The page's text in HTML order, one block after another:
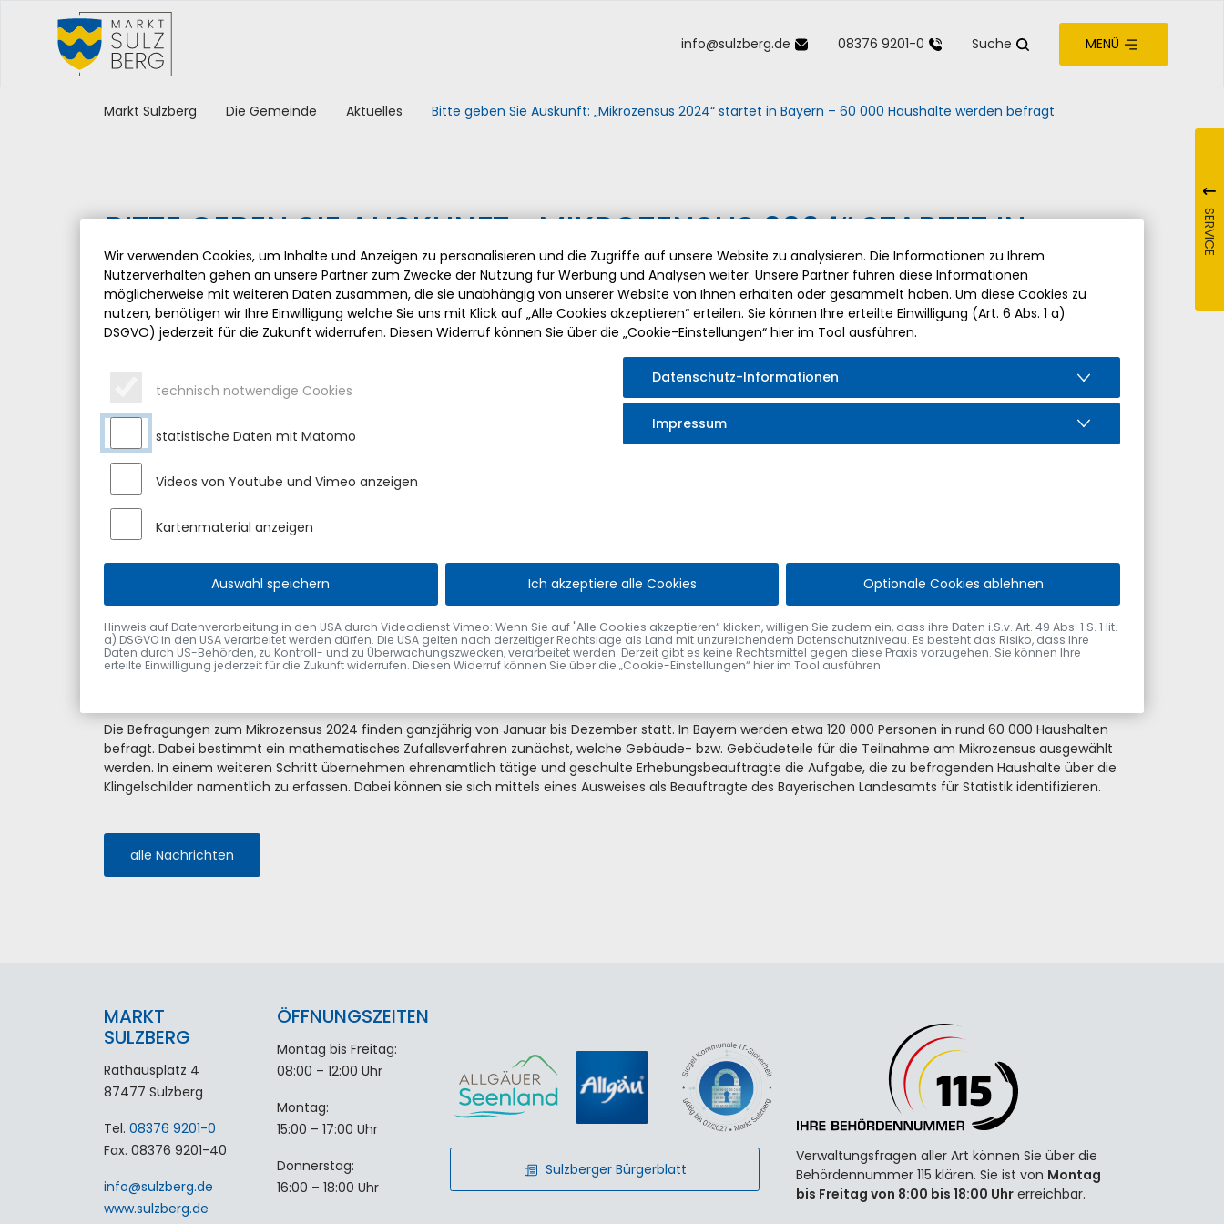
Inhalt der Seite anspringen
Informationen und Einstellungen zur Barrierefreiheit
info@sulzberg.de 08376 9201-0 Suche MENÜ
SERVICE
Markt Sulzberg Die Gemeinde Aktuelles Bitte geben Sie Auskunft: „Mikrozensus 2024“ startet in Bayern – 60 000 Haushalte werden befragt
BITTE GEBEN SIE AUSKUNFT: „MIKROZENSUS 2024“ STARTET IN
BAYERN – 60 000 HAUSHALTE WERDEN BEFRAGT
Donnerstag, 08.02.2024
Das Bayerische Landesamt für Statistik in Fürth bittet die Bürgerinnen und
Bürger des Freistaats um ihre Unterstützung und Mitarbeit bei der Erhebung.
In Bayern – wie im gesamten Bundesgebiet – hat der Mikrozensus 2024 begonnen. Das ist die größte jährliche Haushaltsbefragung in Deutschland. Auf
Basis der erhobenen Daten werden wichtige politische Entscheidungen getroffen, die alle Bürgerinnen und Bürger betreffen. Aus diesem Grund bittet
das Bayerische Landesamt für Statistik alle zufällig ausgewählten Haushalte um ihre Unterstützung. Von Januar bis Dezember wird etwa ein Prozent
der Bevölkerung stellvertretend für alle Einwohnerinnen und Einwohner des Freistaats befragt. Für den überwiegenden Teil der Fragen zu Themen wie
Haushalt, Familie, Bildung, Beruf und Lebensunterhalt
repräsentative Befragung von Haushalten in Deutschland. Die Erhebung wird seit 1957 von den Statistischen Ämtern des Bundes und der Länder
gemeinschaftlich durchgeführt. Es wird ein Prozent der Bevölkerung stellvertretend für alle Einwohnerinnen und Einwohner des Landes zur wirtschaftlichen und
sozialen Lage befragt. Neben dem Grundprogramm enthält das Frageprogramm des Mikrozensus auch Fragen der EU-weit durchgeführten Befragungen zur
Arbeitsmarktbeteiligung (LFS), zu Einkommen und Lebensbedingungen (SILC) sowie zur Internetnutzung (IKT). Die Ergebnisse des Mikrozensus haben sich zu
einer wichtigen Datenquelle entwickelt. Sie bilden die Grundlage für politische Entscheidungen in Deutschland, aber auch auf europäischer Ebene. Neben der
Politik nutzen außerdem Wirtschaft, Wissenschaft, Medien und die interessierte Öffentlichkeit die Daten des Mikrozensus.
Die Befragungen zum Mikrozensus 2024 finden ganzjährig von Januar bis Dezember statt. In Bayern werden etwa 120 000 Personen in rund 60 000 Haushalten
befragt. Dabei bestimmt ein mathematisches Zufallsverfahren zunächst, welche Gebäude- bzw. Gebäudeteile für die Teilnahme am Mikrozensus ausgewählt
werden. In einem weiteren Schritt übernehmen ehrenamtlich tätige und geschulte Erhebungsbeauftragte die Aufgabe, die zu befragenden Haushalte über die
Klingelschilder namentlich zu erfassen. Dabei können sie sich mittels eines Ausweises als Beauftragte des Bayerischen Landesamts für Statistik identifizieren.
alle Nachrichten
MARKT
SULZBERG
Rathausplatz 4
87477 Sulzberg
Tel. 08376 9201-0
Fax. 08376 9201-40
info@sulzberg.de
www.sulzberg.de
ÖFFNUNGSZEITEN
Montag bis Freitag:
08:00 – 12:00 Uhr
Montag:
15:00 – 17:00 Uhr
Donnerstag:
16:00 – 18:00 Uhr
Sulzberger Bürgerblatt
Verwaltungsfragen aller Art können Sie über die
Behördennummer 115 klären. Sie ist von Montag
bis Freitag von 8:00 bis 18:00 Uhr erreichbar.
Wir verwenden Cookies, um Inhalte und Anzeigen zu personalisieren und die Zugriffe auf unsere Website zu analysieren. Die Informationen zu Ihrem
Nutzerverhalten gehen an unsere Partner zum Zwecke der Nutzung für Werbung und Analysen weiter. Unsere Partner führen diese Informationen
möglicherweise mit weiteren Daten zusammen, die sie unabhängig von unserer Website von Ihnen erhalten oder gesammelt haben. Um diese Cookies zu
nutzen, benötigen wir Ihre Einwilligung welche Sie uns mit Klick auf „Alle Cookies akzeptieren“ erteilen. Sie können Ihre erteilte Einwilligung (Art. 6 Abs. 1 a)
DSGVO) jederzeit für die Zukunft widerrufen. Diesen Widerruf können Sie über die „Cookie-Einstellungen“ hier im Tool ausführen.
technisch notwendige Cookies
statistische Daten mit Matomo
Videos von Youtube und Vimeo anzeigen
Kartenmaterial anzeigen
Datenschutz-Informationen
Impressum
Auswahl speichern Ich akzeptiere alle Cookies Optionale Cookies ablehnen
Hinweis auf Datenverarbeitung in den USA durch Videodienst Vimeo: Wenn Sie auf "Alle Cookies akzeptieren“ klicken, willigen Sie zudem ein, dass ihre Daten i.S.v. Art. 49 Abs. 1 S. 1 lit.
a) DSGVO in den USA verarbeitet werden dürfen. Die USA gelten nach derzeitiger Rechtslage als Land mit unzureichendem Datenschutzniveau. Es besteht das Risiko, dass Ihre
Daten durch US-Behörden, zu Kontroll- und zu Überwachungszwecken, verarbeitet werden. Derzeit gibt es keine Rechtsmittel gegen diese Praxis vorzugehen. Sie können Ihre
erteilte Einwilligung jederzeit für die Zukunft widerrufen. Diesen Widerruf können Sie über die „Cookie-Einstellungen“ hier im Tool ausführen.